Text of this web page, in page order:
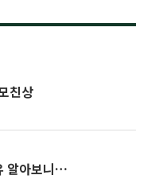
친상
알아보니…